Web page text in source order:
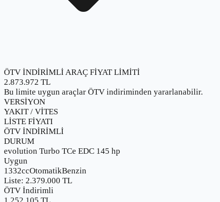
ÖTV İNDİRİMLİ ARAÇ FİYAT LİMİTİ
2.873.972 TL
Bu limite uygun araçlar ÖTV indiriminden yararlanabilir.
VERSİYON
YAKIT / VİTES
LİSTE FİYATI
ÖTV İNDİRİMLİ
DURUM
evolution Turbo TCe EDC 145 hp
Uygun
1332ccOtomatikBenzin
Liste: 2.379.000 TL
ÖTV İndirimli